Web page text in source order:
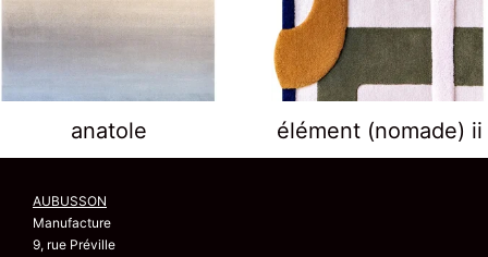
anatole élément (nomade) ii
AUBUSSON
Manufacture
9, rue Préville